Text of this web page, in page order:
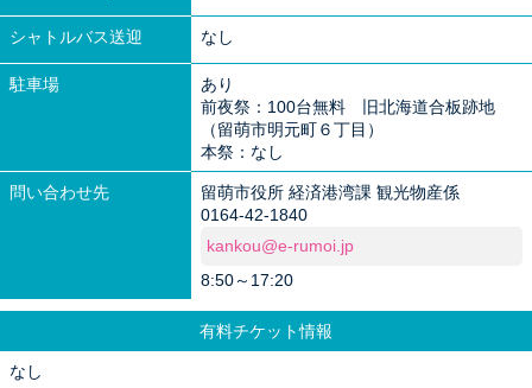
シャトルバス送迎 なし
駐車場
あり
前夜祭：100台無料 旧北海道合板跡地
（留萌市明元町６丁目）
本祭：なし
問い合わせ先
留萌市役所 経済港湾課 観光物産係
0164-42-1840
kankou@e-rumoi.jp
8:50～17:20
有料チケット情報
なし